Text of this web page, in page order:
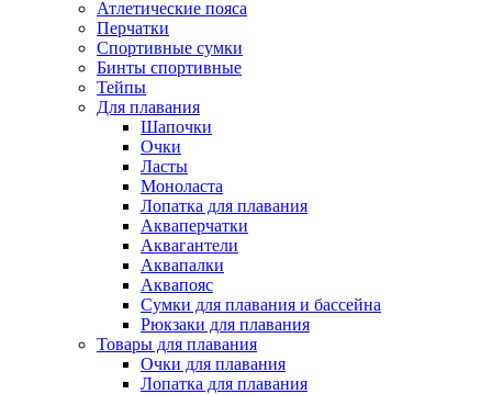
Атлетические пояса
Перчатки
Спортивные сумки
Бинты спортивные
Тейпы
Для плавания
Шапочки
Очки
Ласты
Моноласта
Лопатка для плавания
Акваперчатки
Аквагантели
Аквапалки
Аквапояс
Сумки для плавания и бассейна
Рюкзаки для плавания
Товары для плавания
Очки для плавания
Лопатка для плавания